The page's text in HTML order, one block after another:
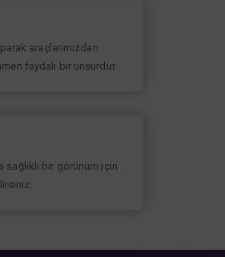
araçlarımızdan
faydalı bir unsurdur.
bir görünüm için